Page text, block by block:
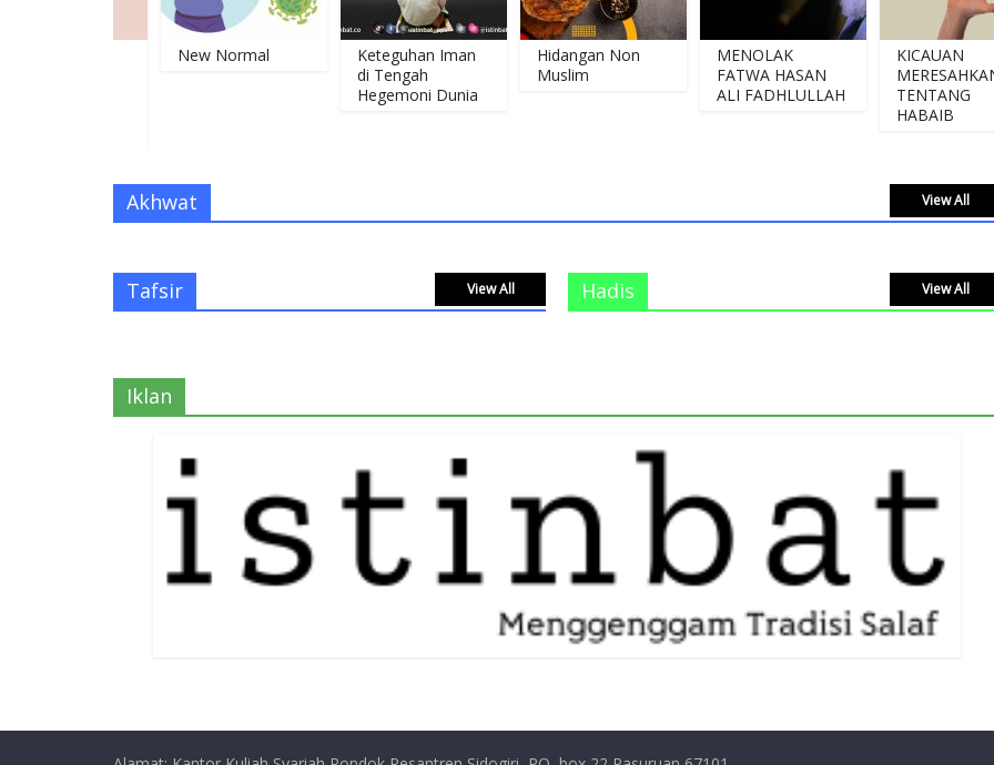
New Normal
Keteguhan Iman
di Tengah
Hegemoni Dunia
Hidangan Non
Muslim
MENOLAK
FATWA HASAN
ALI FADHLULLAH
KICAUAN
MERESAHKAN
TENTANG
HABAIB
Akhwat View All
Tafsir View All Hadis View All
Iklan